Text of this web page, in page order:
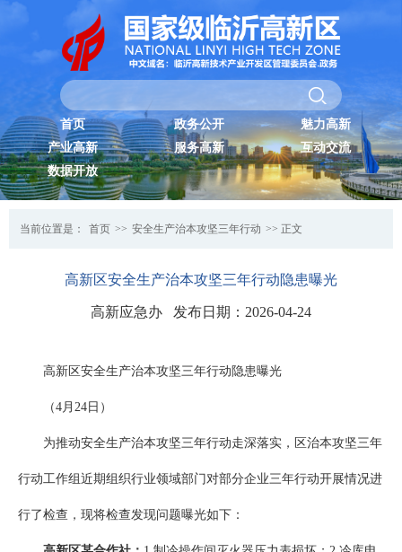
首页 政务公开
魅力高新
产业高新
服务高新
互动交流
数据开放
当前位置是： 首页 >> 安全生产治本攻坚三年行动 >> 正文
高新区安全生产治本攻坚三年行动隐患曝光
高新应急办 发布日期：2026-04-24
高新区安全生产治本攻坚三年行动隐患曝光
（4月24日）
为推动安全生产治本攻坚三年行动走深落实，区治本攻坚三年
行动工作组近期组织行业领域部门对部分企业三年行动开展情况进
行了检查，现将检查发现问题曝光如下：